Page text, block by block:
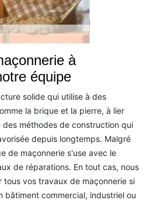
à
équipe
solide qui utilise à des
la brique et la pierre, à lier
méthodes de construction qui
depuis longtemps. Malgré
de maçonnerie s'use avec le
de réparations. En tout cas, nous
tous vos travaux de maçonnerie si
bâtiment commercial, industriel ou